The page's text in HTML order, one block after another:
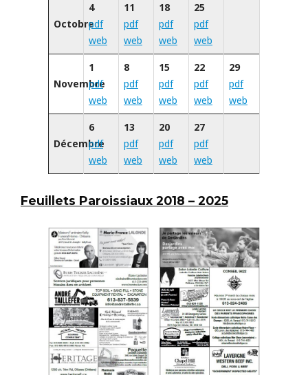
Octobre
4
pdf
web
11
pdf
web
18
pdf
web
25
pdf
web
Novembre
1
pdf
web
8
pdf
web
15
pdf
web
22
pdf
web
29
pdf
web
Décembre
6
pdf
web
13
pdf
web
20
pdf
web
27
pdf
web
Feuillets Paroissiaux 2018 – 2025